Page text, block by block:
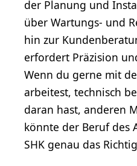
der Planung und
über Wartungs- und
hin zur
erfordert Präzision
Wenn du gerne mit
arbeitest, technisch
daran hast, anderen
könnte der Beruf des
SHK genau das